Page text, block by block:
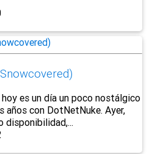
hoy es un día un poco nostálgico
años con DotNetNuke. Ayer,
disponibilidad,...